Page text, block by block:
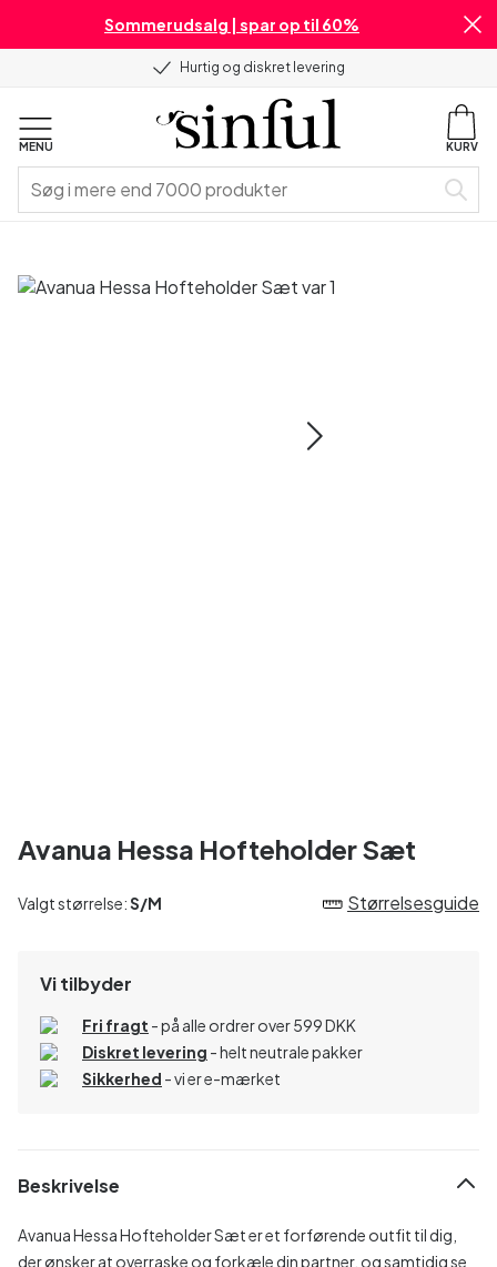
Sommerudsalg | spar op til 60%
Hurtig og diskret levering
MENU KURV
Avanua Hessa Hofteholder Sæt
Valgt størrelse:S/M Størrelsesguide
Vi tilbyder
Fri fragt - på alle ordrer over 599 DKK
Diskret levering - helt neutrale pakker
Sikkerhed - vi er e-mærket
Beskrivelse
Avanua Hessa Hofteholder Sæt er et forførende outfit til dig,
der ønsker at overraske og forkæle din partner, og samtidig se